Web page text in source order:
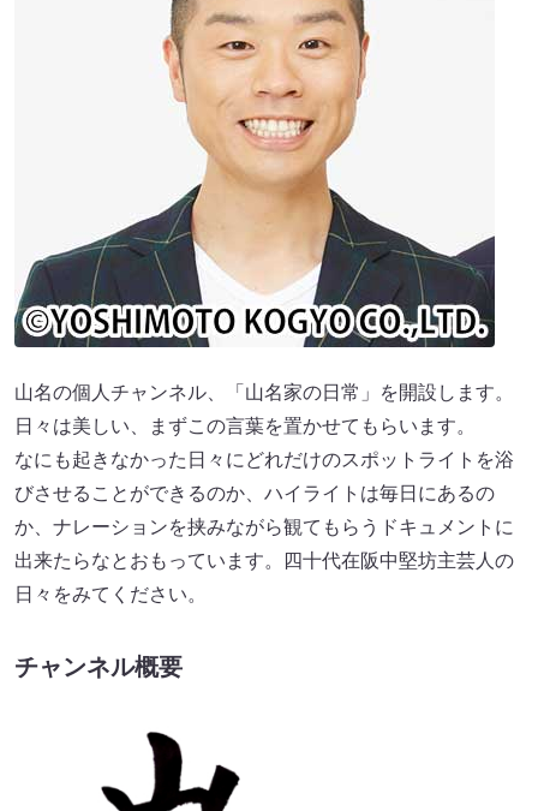
山名の個人チャンネル、「山名家の日常」を開設します。
日々は美しい、まずこの言葉を置かせてもらいます。
なにも起きなかった日々にどれだけのスポットライトを浴
びさせることができるのか、ハイライトは毎日にあるの
か、ナレーションを挟みながら観てもらうドキュメントに
出来たらなとおもっています。四十代在阪中堅坊主芸人の
日々をみてください。
チャンネル概要